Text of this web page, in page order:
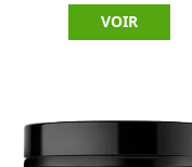
VOIR